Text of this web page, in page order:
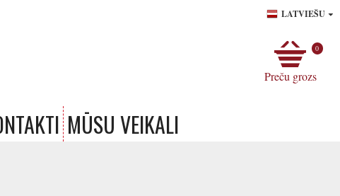
LATVIEŠU
Preču grozs
0
MŪSU VEIKALI